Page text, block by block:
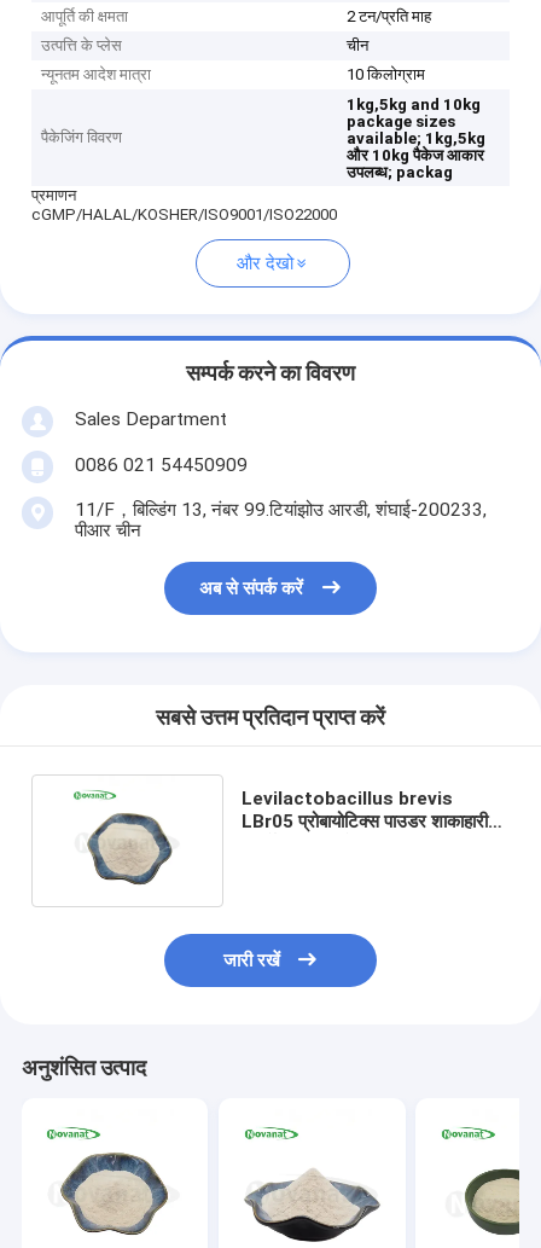
आपूर्ति की क्षमता
2 टन/प्रति माह
उत्पत्ति के प्लेस
चीन
न्यूनतम आदेश मात्रा
10 किलोग्राम
पैकेजिंग विवरण
1kg,5kg and 10kg
package sizes
available; 1kg,5kg
और 10kg पैकेज आकार
उपलब्ध; packag
प्रमाणन
cGMP/HALAL/KOSHER/ISO9001/ISO22000
और देखो
सम्पर्क करने का विवरण
Sales Department
0086 021 54450909
11/F，बिल्डिंग 13, नंबर 99.टियांझोउ आरडी, शंघाई-200233,
पीआर चीन
अब से संपर्क करें
सबसे उत्तम प्रतिदान प्राप्त करें
Levilactobacillus brevis
LBr05 प्रोबायोटिक्स पाउडर शाकाहारी/
जारी रखें
अनुशंसित उत्पाद